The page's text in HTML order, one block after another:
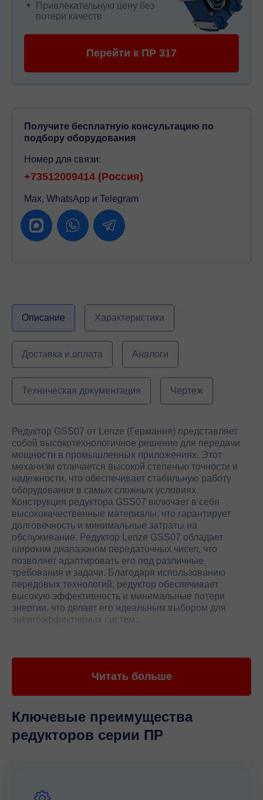
Привлекательную цену без
потери качеств
Перейти к ПР 317
Получите бесплатную консультацию по
подбору оборудования
Номер для связи:
+73512009414 (Россия)
Max, WhatsApp и Telegram
Описание Характеристики
Доставка и оплата Аналоги
Техническая документация Чертеж
Редуктор GSS07 от Lenze (Германия) представляет
собой высокотехнологичное решение для передачи
мощности в промышленных приложениях. Этот
механизм отличается высокой степенью точности и
надежности, что обеспечивает стабильную работу
оборудования в самых сложных условиях.
Конструкция редуктора GSS07 включает в себя
высококачественные материалы, что гарантирует
долговечность и минимальные затраты на
обслуживание. Редуктор Lenze GSS07 обладает
широким диапазоном передаточных чисел, что
позволяет адаптировать его под различные
требования и задачи. Благодаря использованию
передовых технологий, редуктор обеспечивает
высокую эффективность и минимальные потери
энергии, что делает его идеальным выбором для
энергоэффективных систем.
снизить затраты на инсталляцию. Редуктор Lenze
условий труда и повышению общей
производительности оборудования. Благодаря
инновационным решениям в области смазки и
GSS07 будет надежным партнером в любых
Читать больше
Ключевые преимущества
редукторов серии ПР